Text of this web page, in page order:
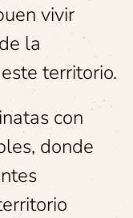
vivir
la
territorio.
con
donde